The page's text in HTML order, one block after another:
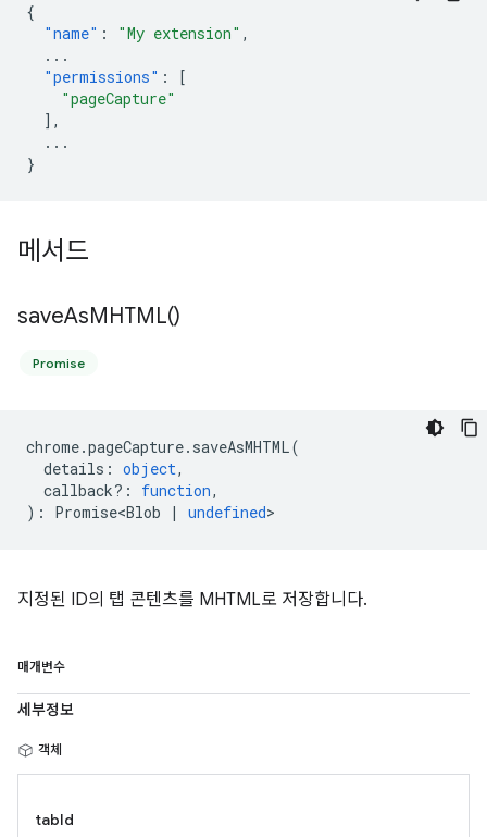
{
"name" : "My extension" ,
...
"permissions" :
[
"pageCapture"
],
...
}
메서드
saveAsMHTML()
Promise
chrome.pageCapture. saveAsMHTML(
details : object,
callback? : function,
) : Promise<Blob | undefined>
지정된 ID의 탭 콘텐츠를 MHTML로 저장합니다.
매개변수
세부정보
객체
tabId